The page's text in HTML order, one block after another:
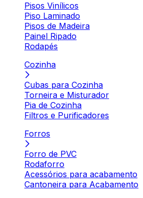
Pisos Vinílicos
Piso Laminado
Pisos de Madeira
Painel Ripado
Rodapés
Cozinha
Cubas para Cozinha
Torneira e Misturador
Pia de Cozinha
Filtros e Purificadores
Forros
Forro de PVC
Rodaforro
Acessórios para acabamento
Cantoneira para Acabamento